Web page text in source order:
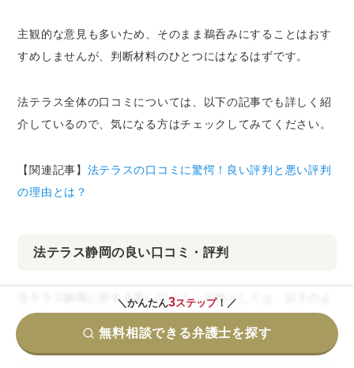
主観的な意見も多いため、そのまま鵜呑みにすることはおす
すめしませんが、判断材料のひとつにはなるはずです。
法テラス全体の口コミについては、以下の記事でも詳しく紹
介しているので、気になる方はチェックしてみてください。
【関連記事】 法テラスの口コミに驚愕！良い評判と悪い評判
の理由とは？
法テラス静岡の良い口コミ・評判
法テラス静岡に対する良い口コミ・評判としては、以下のよ
うなものがありました。
＼かんたん3ステップ！／
無料相談できる弁護士を探す